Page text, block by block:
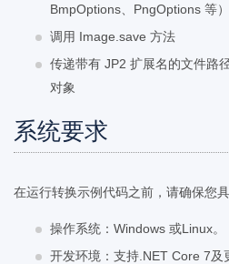
BmpOptions、PngOptions 等）
调用 Image.save 方法
传递带有 JP2 扩展名的文件路
对象
系统要求
在运行转换示例代码之前，请确保您
操作系统：Windows 或Linux。
开发环境：支持.NET Core 7